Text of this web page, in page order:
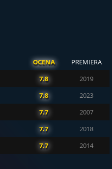
OCENA PREMIERA
7.8 2019
7.8 2023
7.7 2007
7.7 2018
7.7 2014